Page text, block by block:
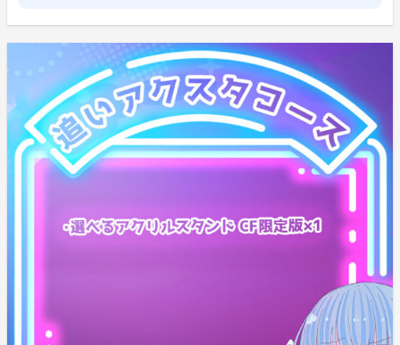
？？？に大量のお菓子を託された星が紅芋タルトを盗み